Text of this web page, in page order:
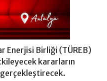
Enerjisi Birliği (TÜREB)
kararların
gerçekleştirecek.